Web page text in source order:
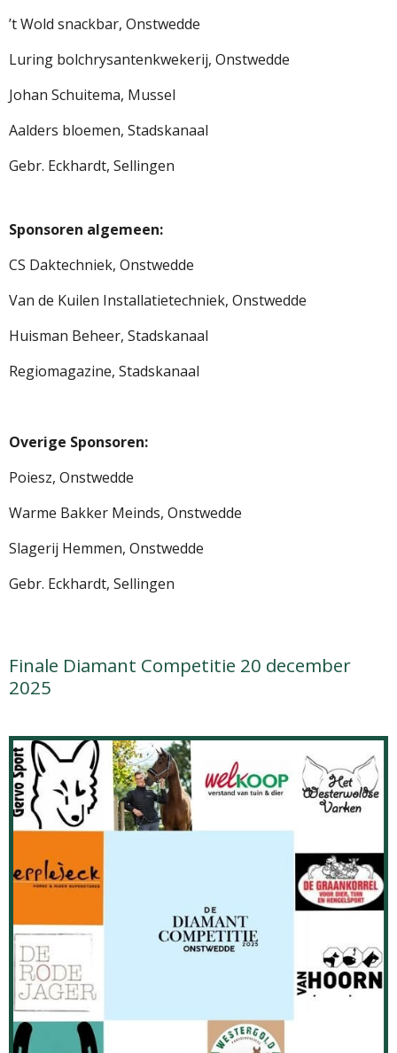
’t Wold snackbar, Onstwedde
Luring bolchrysantenkwekerij, Onstwedde
Johan Schuitema, Mussel
Aalders bloemen, Stadskanaal
Gebr. Eckhardt, Sellingen
Sponsoren algemeen:
CS Daktechniek, Onstwedde
Van de Kuilen Installatietechniek, Onstwedde
Huisman Beheer, Stadskanaal
Regiomagazine, Stadskanaal
Overige Sponsoren:
Poiesz, Onstwedde
Warme Bakker Meinds, Onstwedde
Slagerij Hemmen, Onstwedde
Gebr. Eckhardt, Sellingen
Finale Diamant Competitie 20 december
2025